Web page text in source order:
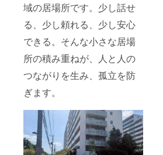
域の居場所です。少し話せ
る、少し頼れる、少し安心
できる。そんな小さな居場
所の積み重ねが、人と人の
つながりを生み、孤立を防
ぎます。